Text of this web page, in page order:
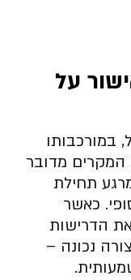
על
במורכבותו
המקרים מדובר
שבועות מרגע תחילת
כאשר
הדרישות
נכונה –